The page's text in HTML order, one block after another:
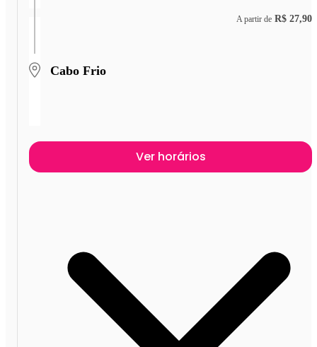
Cabo Frio
A partir de R$ 27,90
Ver horários